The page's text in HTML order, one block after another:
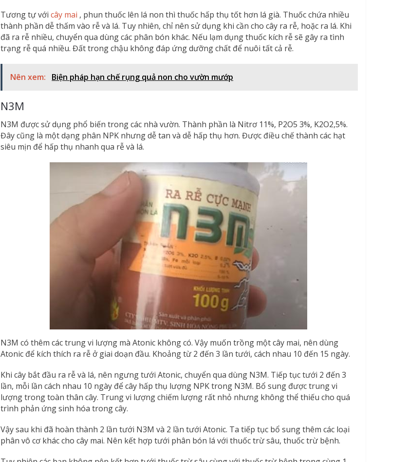
Tương tự vớicây mai , phun thuốc lên lá non thì thuốc hấp thụ tốt hơn lá già. Thuốc chứa nhiều
thành phần dễ thấm vào rễ và lá. Tuy nhiên, chỉ nên sử dụng khi cần cho cây ra rễ, hoặc ra lá. Khi
đã ra rễ nhiều, chuyển qua dùng các phân bón khác. Nếu lạm dụng thuốc kích rễ sẽ gây ra tình
trạng rễ quá nhiều. Đất trong chậu không đáp ứng dưỡng chất để nuôi tất cả rễ.
Nên xem: Biện pháp hạn chế rụng quả non cho vườn mướp
N3M
N3M được sử dụng phổ biến trong các nhà vườn. Thành phần là Nitrơ 11%, P2O5 3%, K2O2,5%.
Đây cũng là một dạng phân NPK nhưng dễ tan và dễ hấp thụ hơn. Được điều chế thành các hạt
siêu mịn để hấp thụ nhanh qua rễ và lá.
N3M có thêm các trung vi lượng mà Atonic không có. Vậy muốn trồng một cây mai, nên dùng
Atonic để kích thích ra rễ ở giai doạn đầu. Khoảng từ 2 đến 3 lần tưới, cách nhau 10 đến 15 ngày.
Khi cây bắt đầu ra rễ và lá, nên ngưng tưới Atonic, chuyển qua dùng N3M. Tiếp tục tưới 2 đến 3
lần, mỗi lần cách nhau 10 ngày để cây hấp thụ lượng NPK trong N3M. Bổ sung được trung vi
lượng trong toàn thân cây. Trung vi lượng chiếm lượng rất nhỏ nhưng không thể thiếu cho quá
trình phản ứng sinh hóa trong cây.
Vậy sau khi đã hoàn thành 2 lần tưới N3M và 2 lần tưới Atonic. Ta tiếp tục bổ sung thêm các loại
phân vô cơ khác cho cây mai. Nên kết hợp tưới phân bón lá với thuốc trừ sâu, thuốc trừ bệnh.